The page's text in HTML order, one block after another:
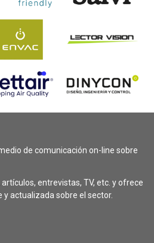
de comunicación on-line sobre
entrevistas, TV, etc. y ofrece
actualizada sobre el sector.